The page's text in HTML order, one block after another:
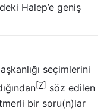
Halep’e geniş
seçimlerini
[7] söz edilen
bir soru(n)lar